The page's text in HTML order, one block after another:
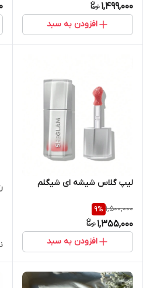
1,499,000
افزودن به سبد
لیپ گلاس شیشه ای شیگلم
1,500,000
9%
1,355,000
افزودن به سبد